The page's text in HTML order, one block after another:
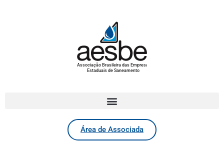
Associação Brasileira das Empresas
Estaduais de Saneamento
Área de Associada